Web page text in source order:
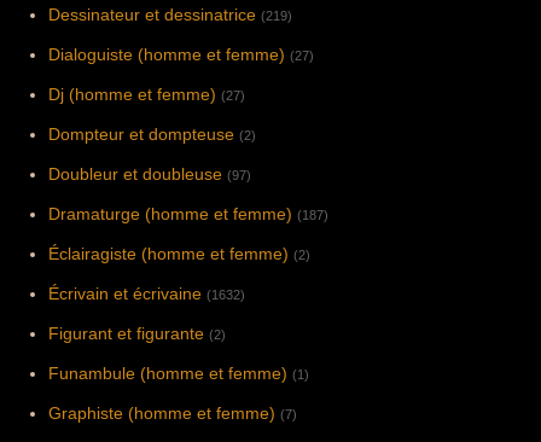
Dessinateur et dessinatrice (219)
Dialoguiste (homme et femme) (27)
Dj (homme et femme) (27)
Dompteur et dompteuse (2)
Doubleur et doubleuse (97)
Dramaturge (homme et femme) (187)
Éclairagiste (homme et femme) (2)
Écrivain et écrivaine (1632)
Figurant et figurante (2)
Funambule (homme et femme) (1)
Graphiste (homme et femme) (7)